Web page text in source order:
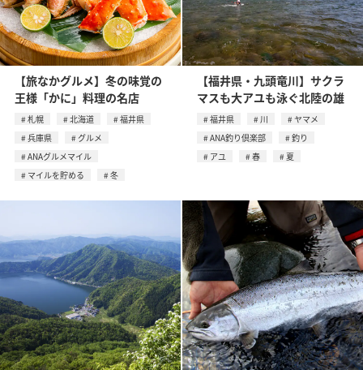
【旅なかグルメ】冬の味覚の
王様「かに」料理の名店
札幌 北海道
福井県
兵庫県
グルメ
ANAグルメマイル
マイルを貯める
冬
【福井県・九頭竜川】サクラ
マスも大アユも泳ぐ北陸の雄
福井県 川
ヤマメ
ANA釣り倶楽部
釣り
アユ
春 夏